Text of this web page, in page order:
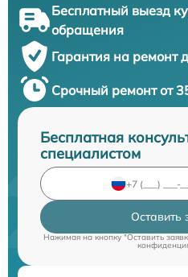
Бесплатный выезд
обращения
Гарантия на ремонт
Срочный ремонт от
Бесплатная
специалистом
Оставить
Нажимая на кнопку "Оставить